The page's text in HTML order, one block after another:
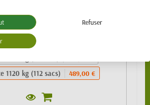
palette (24 sacs) 109,00 €
(48 sacs) - SPECIAL
VL (PTAC 3.5t)
1120 kg (112 sacs) 489,00 €
Refuser